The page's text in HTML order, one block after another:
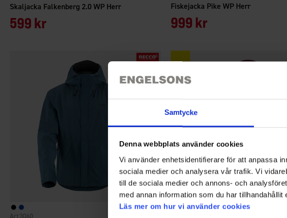
Samtycke
Denna webbplats använder cookies
Vi använder enhetsidentifierare för att anpassa
sociala medier och analysera vår trafik. Vi
till de sociala medier och annons- och
med annan information som du har
Läs mer om hur vi använder cookies
Skaljacka Falkenberg 2.0 WP Herr
599 kr
Fiskejacka Pike WP Herr
999 kr